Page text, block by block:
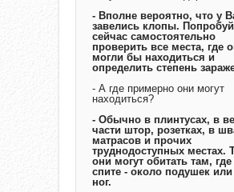
- Вполне вероятно, что у
завелись клопы.
сейчас самостоятельно
проверить все места, где
могли бы находиться и
определить степень
- А где примерно они могут
находиться?
- Обычно в плинтусах, в
части штор, розетках, в
матрасов и прочих
труднодоступных местах.
они могут обитать там,
спите - около подушек или
ног.